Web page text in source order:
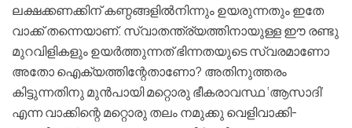
ലക്ഷക്കണക്കിന് കണ്ഠങ്ങളിൽനിന്നും ഉയരുന്നതും ഇതേ
വാക്ക് തന്നെയാണ്. സ്വാതന്ത്ര്യത്തിനായുള്ള ഈ രണ്ടു
മുറവിളികളും ഉയർത്തുന്നത് ഭിന്നതയുടെ സ്വരമാണോ
അതോ ഐക്യത്തിന്റേതാണോ? അതിനുത്തരം
കിട്ടുന്നതിനു മുൻപായി മറ്റൊരു ഭീകരാവസ്ഥ ‘ആസാദി’
എന്ന വാക്കിന്റെ മറ്റൊരു തലം നമുക്കു വെളിവാക്കി-